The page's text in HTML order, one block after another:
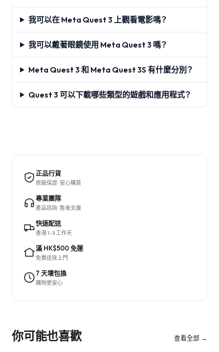
我可以在 Meta Quest 3 上觀看電影嗎？
我可以戴著眼鏡使用 Meta Quest 3 嗎？
Meta Quest 3 和 Meta Quest 3S 有什麼分別？
Quest 3 可以下載哪些類型的遊戲和應用程式？
正品行貨
原廠保證 · 安心購買
專業團隊
產品諮詢 · 售後支援
快速配送
香港 1–3 工作天
滿 HK$500 免運
免費送貨上門
7 天壞包換
購物更安心
你可能也喜歡 查看全部 →